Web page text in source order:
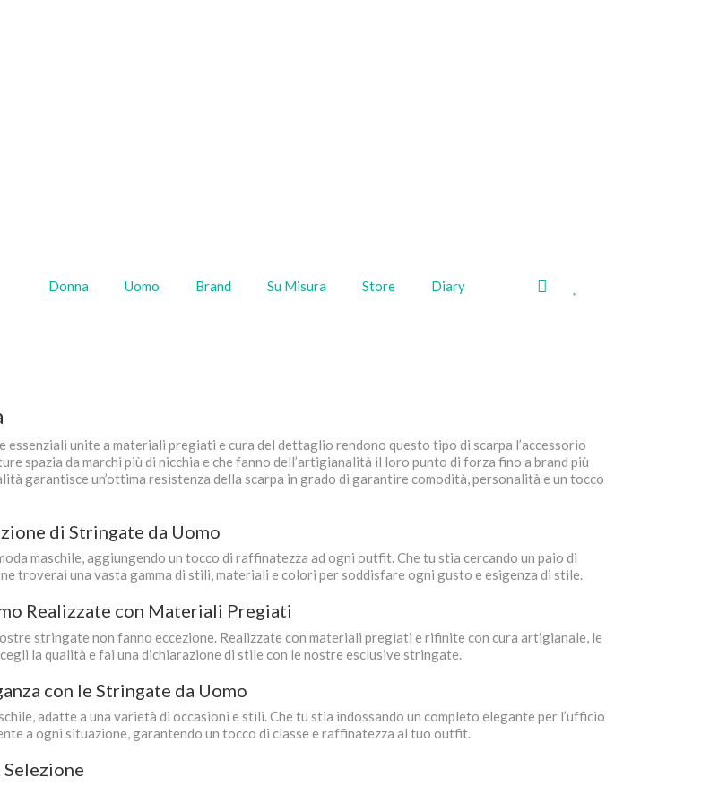
Donna Uomo Brand Su Misura Store Diary
essenziali unite a materiali pregiati e cura del dettaglio rendono questo tipo di scarpa l’accessorio
spazia da marchi più di nicchia e che fanno dell’artigianalità il loro punto di forza fino a brand più
garantisce un’ottima resistenza della scarpa in grado di garantire comodità, personalità e un tocco
di Stringate da Uomo
maschile, aggiungendo un tocco di raffinatezza ad ogni outfit. Che tu stia cercando un paio di
troverai una vasta gamma di stili, materiali e colori per soddisfare ogni gusto e esigenza di stile.
Realizzate con Materiali Pregiati
stringate non fanno eccezione. Realizzate con materiali pregiati e rifinite con cura artigianale, le
la qualità e fai una dichiarazione di stile con le nostre esclusive stringate.
con le Stringate da Uomo
adatte a una varietà di occasioni e stili. Che tu stia indossando un completo elegante per l’ufficio
a ogni situazione, garantendo un tocco di classe e raffinatezza al tuo outfit.